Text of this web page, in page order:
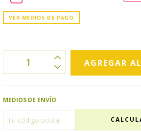
VER MEDIOS DE PAGO
MEDIOS DE ENVÍO